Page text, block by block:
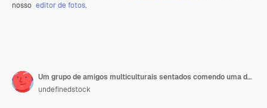
nosso editor de fotos.
Um grupo de amigos multiculturais sentados comendo uma deliciosa pizza em um terraço do telhado. Mulher Biracial mordendo comida.
undefinedstock